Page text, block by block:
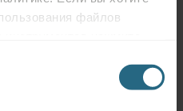
файлов
всё».